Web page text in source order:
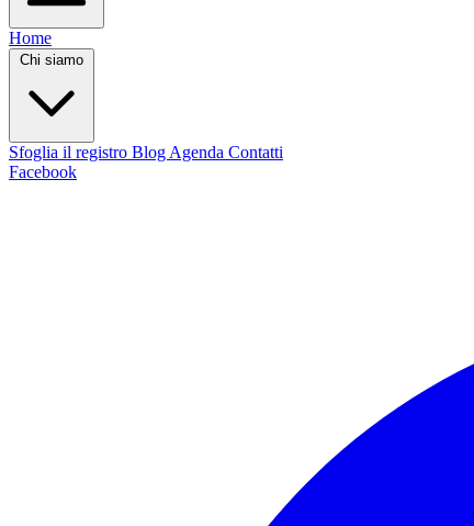
Home
Chi siamo
Sfoglia il registro Blog Agenda Contatti
Facebook